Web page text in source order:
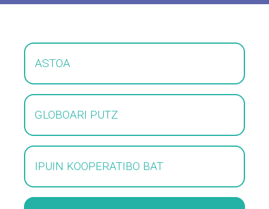
ASTOA
GLOBOARI PUTZ
IPUIN KOOPERATIBO BAT